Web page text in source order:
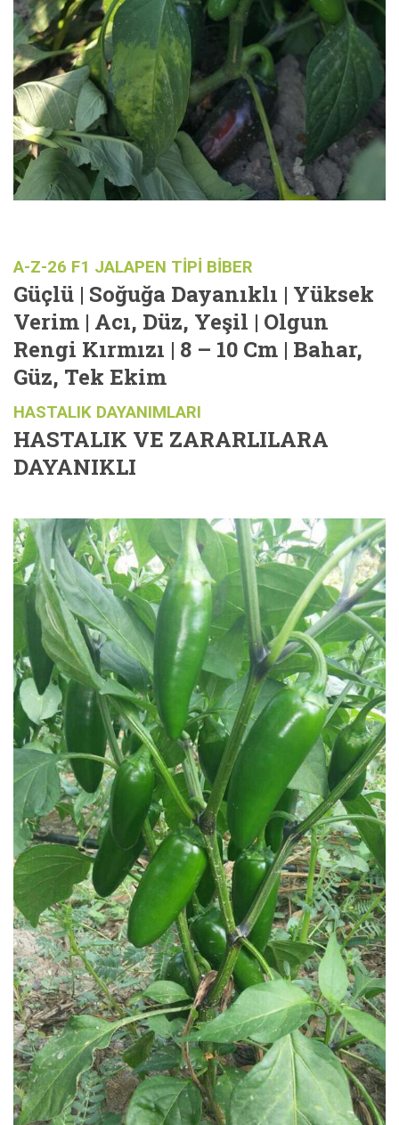
A-Z-26 F1 JALAPEN TİPİ BİBER
Güçlü | Soğuğa Dayanıklı | Yüksek
Verim | Acı, Düz, Yeşil | Olgun
Rengi Kırmızı | 8 – 10 Cm | Bahar,
Güz, Tek Ekim
HASTALIK DAYANIMLARI
HASTALIK VE ZARARLILARA
DAYANIKLI